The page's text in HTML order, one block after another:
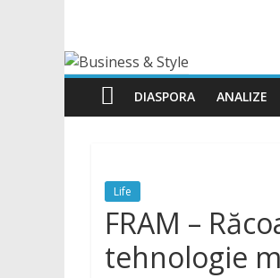
DIASPORA ANALIZE
Life
FRAM –
tehnologie